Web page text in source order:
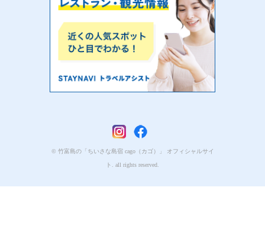
© 竹富島の「ちいさな島宿 cago（カゴ）」 オフィシャルサイ
ト. all rights reserved.